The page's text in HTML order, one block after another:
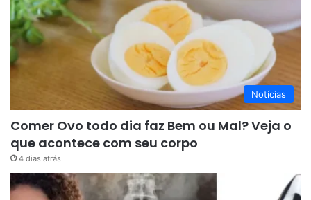
Notícias
Comer Ovo todo dia faz Bem ou Mal? Veja o
que acontece com seu corpo
4 dias atrás